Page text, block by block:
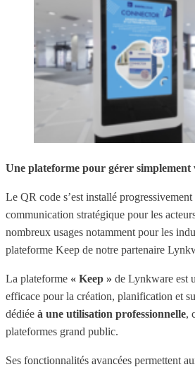
Une plateforme pour gérer simplement
Le QR code s’est installé
communication stratégique pour les
nombreux usages notamment pour les
plateforme Keep de notre partenaire
La plateforme « Keep » de Lynkware est
efficace pour la création, planification et
dédiée à une utilisation professionnelle,
plateformes grand public.
Ses fonctionnalités avancées permettent